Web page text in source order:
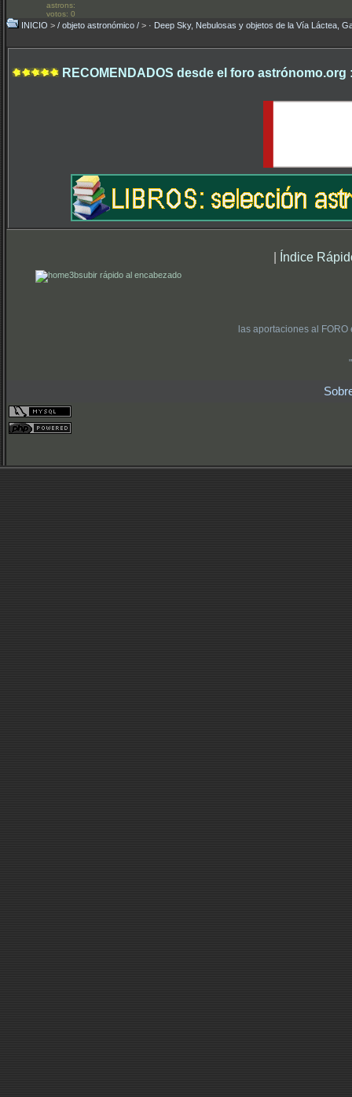
astrons:
votos: 0
INICIO > / objeto astronómico / > · Deep Sky, Nebulosas y objetos de la Vía Láctea,
RECOMENDADOS desde el foro astrónomo.org
| Índice
subir rápido al encabezado
las aportaciones al